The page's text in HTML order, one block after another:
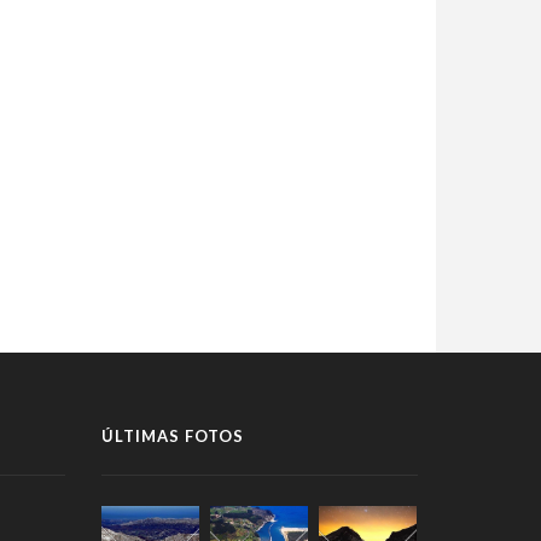
ÚLTIMAS FOTOS